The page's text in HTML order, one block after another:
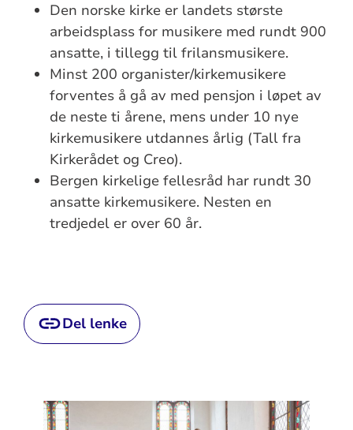
Den norske kirke er landets største
arbeidsplass for musikere med rundt 900
ansatte, i tillegg til frilansmusikere.
Minst 200 organister/kirkemusikere
forventes å gå av med pensjon i løpet av
de neste ti årene, mens under 10 nye
kirkemusikere utdannes årlig (Tall fra
Kirkerådet og Creo).
Bergen kirkelige fellesråd har rundt 30
ansatte kirkemusikere. Nesten en
tredjedel er over 60 år.
Del lenke